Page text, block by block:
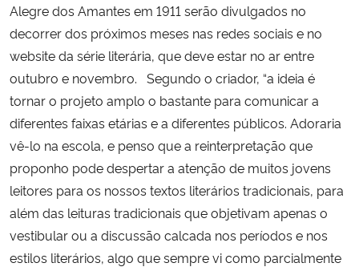
Alegre dos Amantes em 1911 serão divulgados no
decorrer dos próximos meses nas redes sociais e no
website da série literária, que deve estar no ar entre
outubro e novembro. Segundo o criador, “a ideia é
tornar o projeto amplo o bastante para comunicar a
diferentes faixas etárias e a diferentes públicos. Adoraria
vê-lo na escola, e penso que a reinterpretação que
proponho pode despertar a atenção de muitos jovens
leitores para os nossos textos literários tradicionais, para
além das leituras tradicionais que objetivam apenas o
vestibular ou a discussão calcada nos períodos e nos
estilos literários, algo que sempre vi como parcialmente